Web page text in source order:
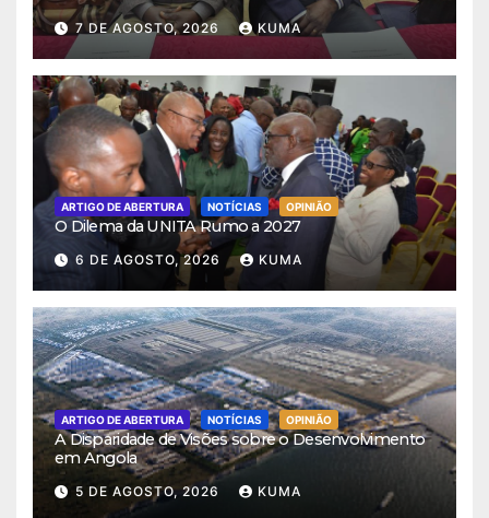
7 DE AGOSTO, 2026 KUMA
ARTIGO DE ABERTURA NOTÍCIAS OPINIÃO
O Dilema da UNITA Rumo a 2027
6 DE AGOSTO, 2026 KUMA
ARTIGO DE ABERTURA NOTÍCIAS OPINIÃO
A Disparidade de Visões sobre o Desenvolvimento
em Angola
5 DE AGOSTO, 2026 KUMA